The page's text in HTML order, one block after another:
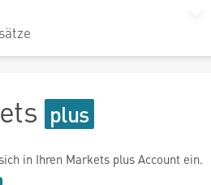
in Ihren Markets plus Account ein.